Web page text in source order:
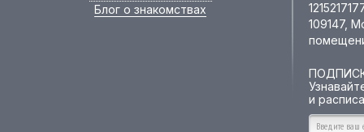
Блог о знакомствах
109147,
и